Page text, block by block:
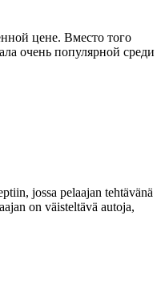
цене. Вместо того
очень популярной среди
jossa pelaajan tehtävänä
on väisteltävä autoja,